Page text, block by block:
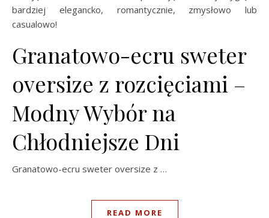
bardziej elegancko, romantycznie, zmysłowo lub
casualowo!
Granatowo-ecru sweter
oversize z rozcięciami –
Modny Wybór na
Chłodniejsze Dni
Granatowo-ecru sweter oversize z …
READ MORE